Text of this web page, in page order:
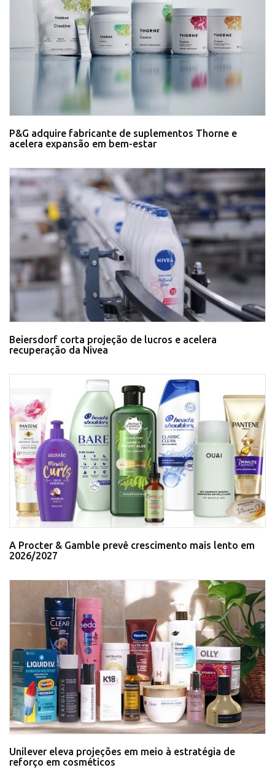
P&G adquire fabricante de suplementos Thorne e
acelera expansão em bem-estar
Beiersdorf corta projeção de lucros e acelera
recuperação da Nivea
A Procter & Gamble prevê crescimento mais lento em
2026/2027
Unilever eleva projeções em meio à estratégia de
reforço em cosméticos